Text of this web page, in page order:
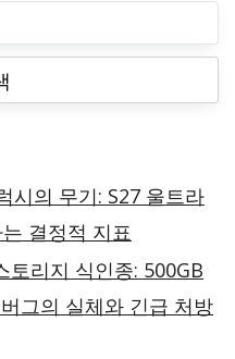
시의 무기: S27 울트라
결정적 지표
토리지 식인종: 500GB
그의 실체와 긴급 처방